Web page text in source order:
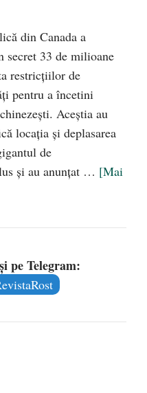
din Canada a
secret 33 de milioane
restricțiilor de
pentru a încetini
Aceștia au
locația și deplasarea
de
și au anunțat … [Mai
pe Telegram: